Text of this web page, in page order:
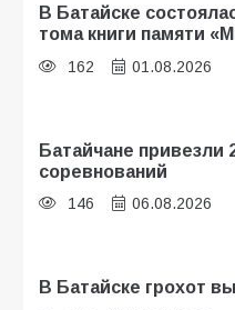
В Батайске
тома книги памяти
162 01.08.2026
Батайчане привезли
соревнований
146 06.08.2026
В Батайске грохот